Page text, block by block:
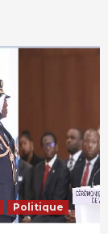
Politique